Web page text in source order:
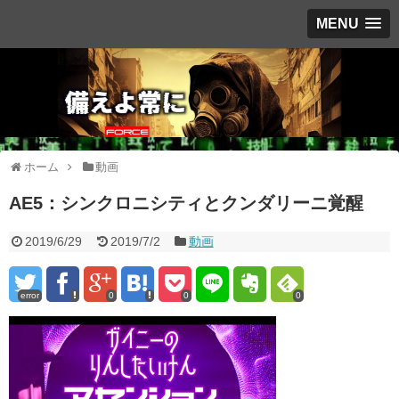
MENU
ホーム 動画
AE5：シンクロニシティとクンダリーニ覚醒
2019/6/29 2019/7/2 動画
error 0 0 0